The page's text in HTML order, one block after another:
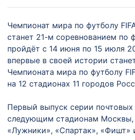
Чемпионат мира по футболу
станет 21-м соревнованием по
пройдёт с 14 июня по 15 июля
впервые в своей истории
Чемпионата мира по футболу
на 12 стадионах 11 городов
Первый выпуск серии
следующим стадионам Москвы,
«Лужники», «Спартак», «Фишт»